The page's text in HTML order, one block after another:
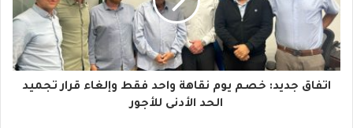
د
ك
ا
اتفاق جديد: خصم يوم نقاهة واحد فقط وإلغاء قرار تجميد
الحد الأدنى للأجور